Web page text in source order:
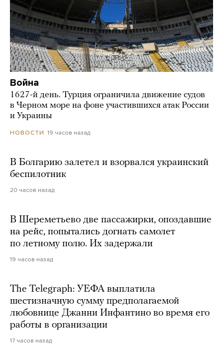
Война
1627-й день. Турция ограничила движение судов
в Черном море на фоне участившихся атак России
и Украины
НОВОСТИ 19 часов назад
В Болгарию залетел и взорвался украинский
беспилотник
20 часов назад
В Шереметьево две пассажирки, опоздавшие
на рейс, попытались догнать самолет
по летному полю. Их задержали
19 часов назад
The Telegraph: УЕФА выплатила
шестизначную сумму предполагаемой
любовнице Джанни Инфантино во время его
работы в организации
17 часов назад